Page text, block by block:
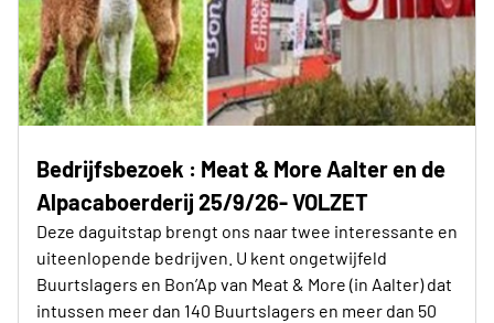
Bedrijfsbezoek : Meat & More Aalter en de
Alpacaboerderij 25/9/26- VOLZET
Deze daguitstap brengt ons naar twee interessante en
uiteenlopende bedrijven. U kent ongetwijfeld
Buurtslagers en Bon’Ap van Meat & More (in Aalter) dat
intussen meer dan 140 Buurtslagers en meer dan 50